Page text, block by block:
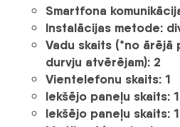
Smartfona
Instalācijas metode:
Vadu skaits (*no ārējā
durvju atvērējam): 2
Vientelefonu skaits: 1
Iekšējo paneļu skaits: 1
Iekšējo paneļu skaits: 1